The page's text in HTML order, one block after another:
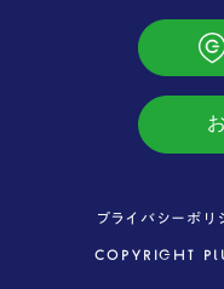
プライバシーポリ
COPYRIGHT